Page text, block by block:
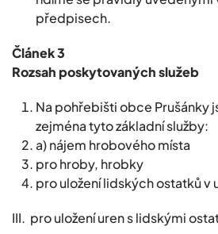
předpisech.
Článek 3
Rozsah poskytovaných služeb
Na pohřebišti obce Prušánky
zejména tyto základní služby:
a) nájem hrobového místa
pro hroby, hrobky
pro uložení lidských ostatků v
III. pro uložení uren s lidskými